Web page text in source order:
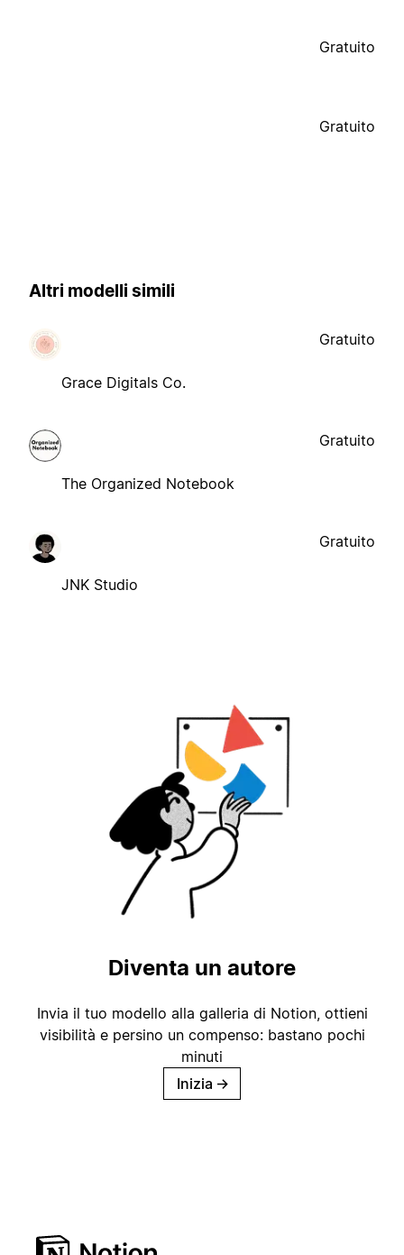
Gratuito
Gratuito
Altri modelli simili
Grace Digitals Co.
Gratuito
The Organized Notebook
Gratuito
JNK Studio
Gratuito
Diventa un autore
Invia il tuo modello alla galleria di Notion, ottieni
visibilità e persino un compenso: bastano pochi
minuti
Inizia →